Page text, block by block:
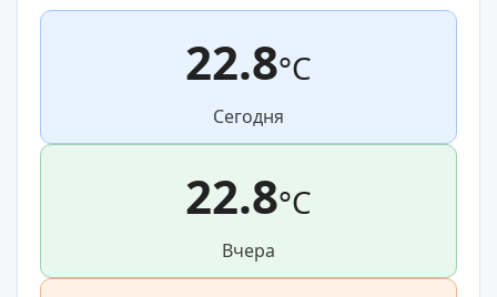
22.8°C
Сегодня
22.8°C
Вчера